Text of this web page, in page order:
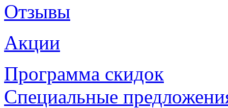
Отзывы
Акции
Программа скидок
Специальные